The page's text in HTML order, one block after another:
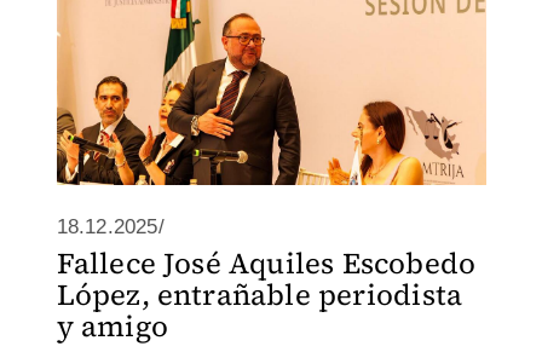
18.12.2025/
Fallece José Aquiles Escobedo
López, entrañable periodista
y amigo